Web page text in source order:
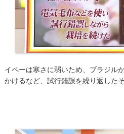
イペーは寒さに弱いため、ブラジル
かけるなど、試行錯誤を繰り返したそ